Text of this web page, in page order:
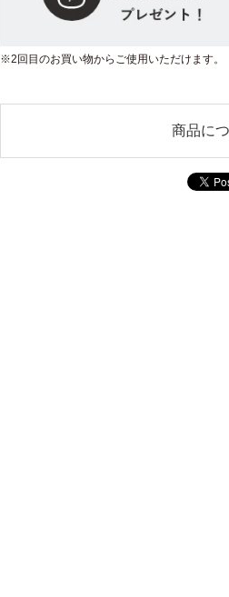
※2回目のお買い物からご使用いただけます。
商品に